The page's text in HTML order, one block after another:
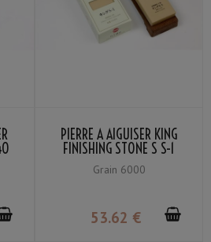
PIERRE À AIGUISER KING
FINISHING STONE S S-1
GRAIN #6000 AVEC
SUPPORT
Grain 6000
53.62 €